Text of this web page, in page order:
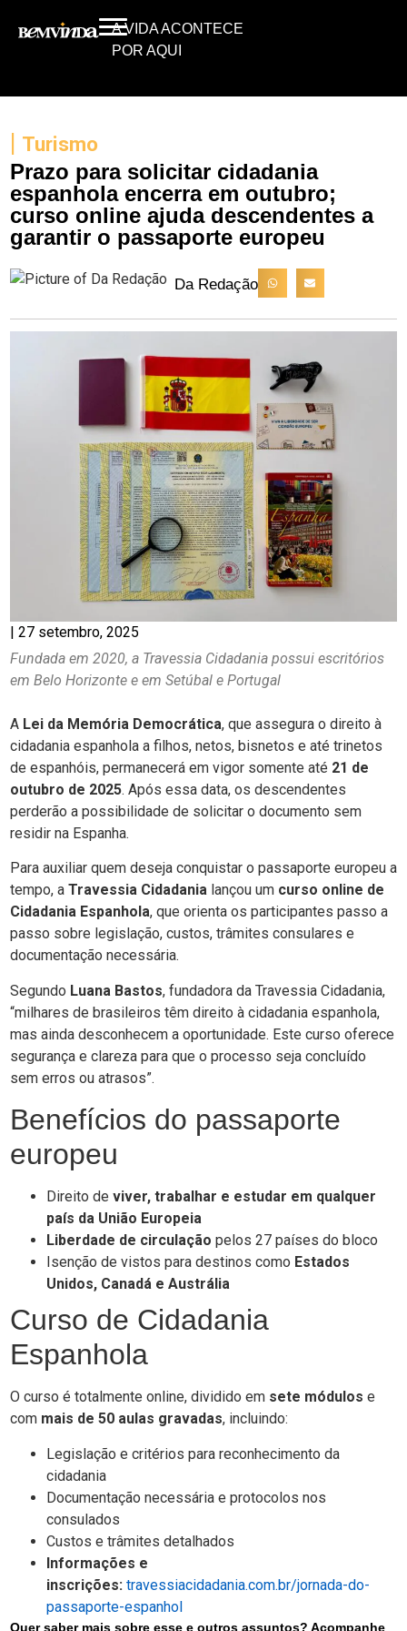
A VIDA ACONTECE
POR AQUI
| Turismo
Prazo para solicitar cidadania
espanhola encerra em outubro;
curso online ajuda descendentes a
garantir o passaporte europeu
Da Redação
| 27 setembro, 2025
Fundada em 2020, a Travessia Cidadania possui escritórios
em Belo Horizonte e em Setúbal e Portugal
A Lei da Memória Democrática, que assegura o direito à
cidadania espanhola a filhos, netos, bisnetos e até trinetos
de espanhóis, permanecerá em vigor somente até 21 de
outubro de 2025. Após essa data, os descendentes
perderão a possibilidade de solicitar o documento sem
residir na Espanha.
Para auxiliar quem deseja conquistar o passaporte europeu a
tempo, a Travessia Cidadania lançou um curso online de
Cidadania Espanhola, que orienta os participantes passo a
passo sobre legislação, custos, trâmites consulares e
documentação necessária.
Segundo Luana Bastos, fundadora da Travessia Cidadania,
“milhares de brasileiros têm direito à cidadania espanhola,
mas ainda desconhecem a oportunidade. Este curso oferece
segurança e clareza para que o processo seja concluído
sem erros ou atrasos”.
Benefícios do passaporte
europeu
Direito de viver, trabalhar e estudar em qualquer
país da União Europeia
Liberdade de circulação pelos 27 países do bloco
Isenção de vistos para destinos como Estados
Unidos, Canadá e Austrália
Curso de Cidadania
Espanhola
O curso é totalmente online, dividido em sete módulos e
com mais de 50 aulas gravadas, incluindo:
Legislação e critérios para reconhecimento da
cidadania
Documentação necessária e protocolos nos
consulados
Custos e trâmites detalhados
Informações e
inscrições: travessiacidadania.com.br/jornada-do-
passaporte-espanhol
Quer saber mais sobre esse e outros assuntos? Acompanhe